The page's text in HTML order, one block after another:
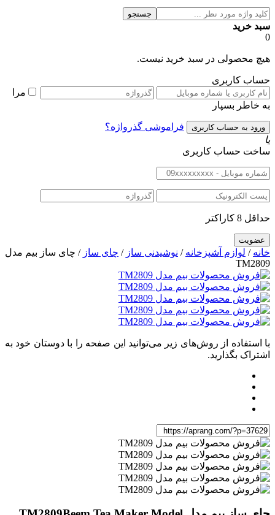
جستجو
سبد خرید
0
هیچ محصولی در سبد خرید نیست.
حساب کاربری
مرا
به خاطر بسپار
فراموشی گذرواژه؟
یا
ساخت حساب کاربری
حداقل 8 کاراکتر
خانه / لوازم آشپزخانه / نوشیدنی ساز / چای ساز / چای ساز بیم مدل
TM2809
با استفاده از روش‌های زیر می‌توانید این صفحه را با دوستان خود به
اشتراک بگذارید.